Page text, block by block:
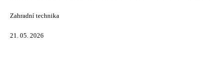
Zahradní technika
21. 05. 2026